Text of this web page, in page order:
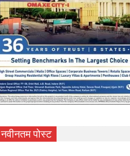
नवीनतम पोस्ट